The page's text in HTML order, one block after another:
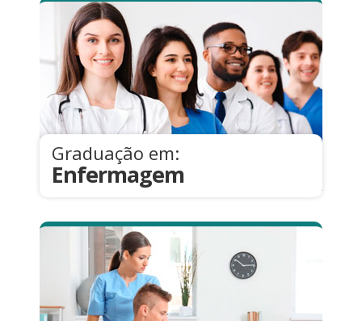
Graduação em:
Enfermagem